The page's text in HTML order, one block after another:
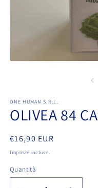
finestra
modale
ONE HUMAN S.R.L.
OLIVEA 84
Prezzo
di
€16,90 EUR
Imposte incluse.
Quantità